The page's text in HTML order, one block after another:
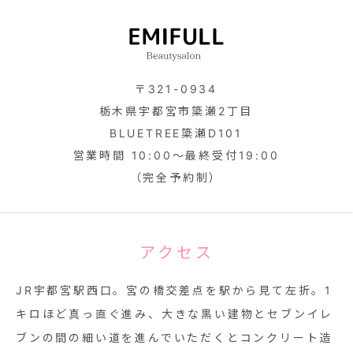
〒321-0934
栃木県宇都宮市簗瀬2丁目
BLUETREE簗瀬D101
営業時間 10:00～最終受付19:00
（完全予約制）
アクセス
JR宇都宮駅西口。宮の橋交差点を駅から見て左折。1
キロほど真っ直ぐ進み、大きな黒い建物とセブンイレ
ブンの間の細い道を進んでいただくとコンクリート造